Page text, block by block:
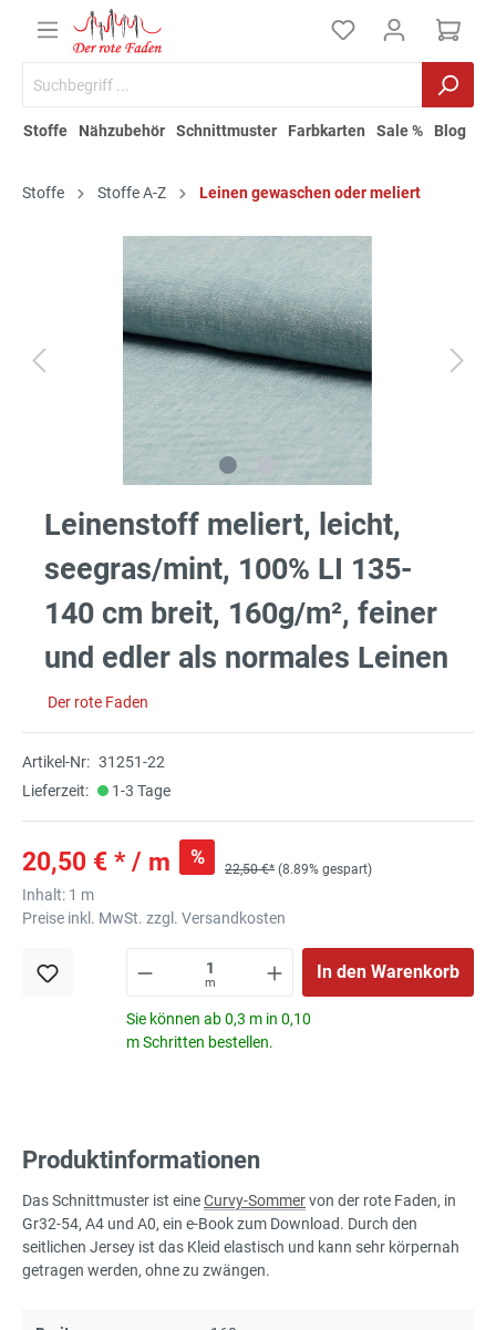
Stoffe Nähzubehör Schnittmuster Farbkarten Sale % Blog
Stoffe Stoffe A-Z Leinen gewaschen oder meliert
Leinenstoff meliert, leicht,
seegras/mint, 100% LI 135-
140 cm breit, 160g/m², feiner
und edler als normales Leinen
Der rote Faden
Artikel-Nr: 31251-22
Lieferzeit:
1-3 Tage
20,50 € * / m %
22,50 €* (8.89% gespart)
Inhalt: 1 m
Preise inkl. MwSt. zzgl. Versandkosten
m
In den Warenkorb
Sie können ab 0,3 m in 0,10
m Schritten bestellen.
Produktinformationen
Das Schnittmuster ist eineCurvy-Sommervon der rote Faden, in
Gr32-54, A4 und A0, ein e-Book zum Download. Durch den
seitlichen Jersey ist das Kleid elastisch und kann sehr körpernah
getragen werden, ohne zu zwängen.